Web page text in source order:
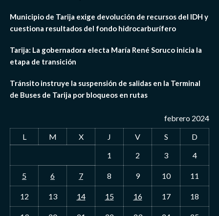
Municipio de Tarija exige devolución de recursos del IDH y
cuestiona resultados del fondo hidrocarburífero
Tarija: La gobernadora electa María René Soruco inicia la
etapa de transición
Tránsito instruye la suspensión de salidas en la Terminal
de Buses de Tarija por bloqueos en rutas
febrero 2024
L
M X J V S
D
1
2 3 4
5 6 7 8 9 10 11
12 13 14 15 16 17 18